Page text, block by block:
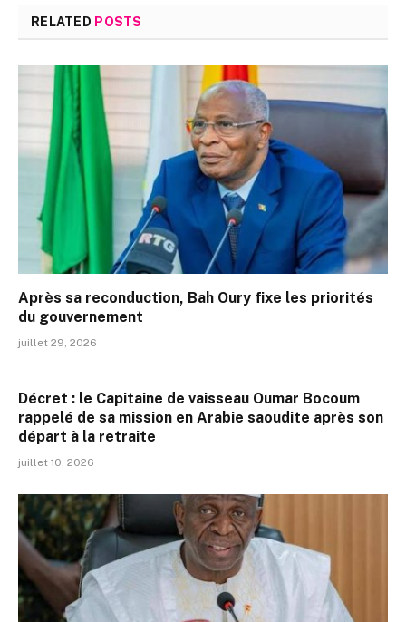
RELATED POSTS
Après sa reconduction, Bah Oury fixe les priorités
du gouvernement
juillet 29, 2026
Décret : le Capitaine de vaisseau Oumar Bocoum
rappelé de sa mission en Arabie saoudite après son
départ à la retraite
juillet 10, 2026